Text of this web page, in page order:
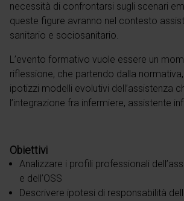
necessità di confrontarsi sugli scenari
queste figure avranno nel contesto
sanitario e sociosanitario.
L’evento formativo vuole essere un
riflessione, che partendo dalla
ipotizzi modelli evolutivi dell’assistenza
l’integrazione fra infermiere, assistente
Obiettivi
Analizzare i profili professionali
e dell’OSS
Descrivere ipotesi di responsabilità